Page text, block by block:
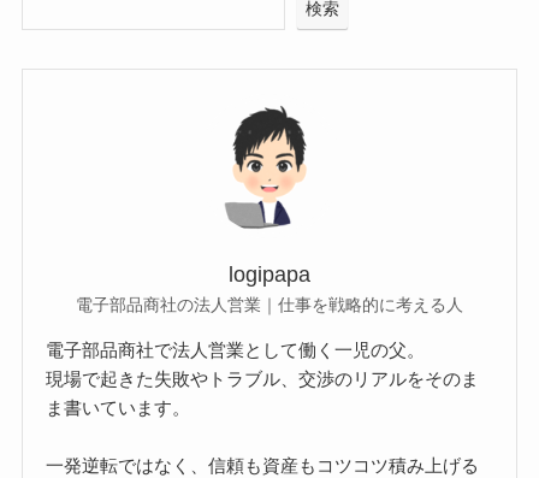
検索
logipapa
電子部品商社の法人営業｜仕事を戦略的に考える人
電子部品商社で法人営業として働く一児の父。
現場で起きた失敗やトラブル、交渉のリアルをそのま
ま書いています。
一発逆転ではなく、信頼も資産もコツコツ積み上げる